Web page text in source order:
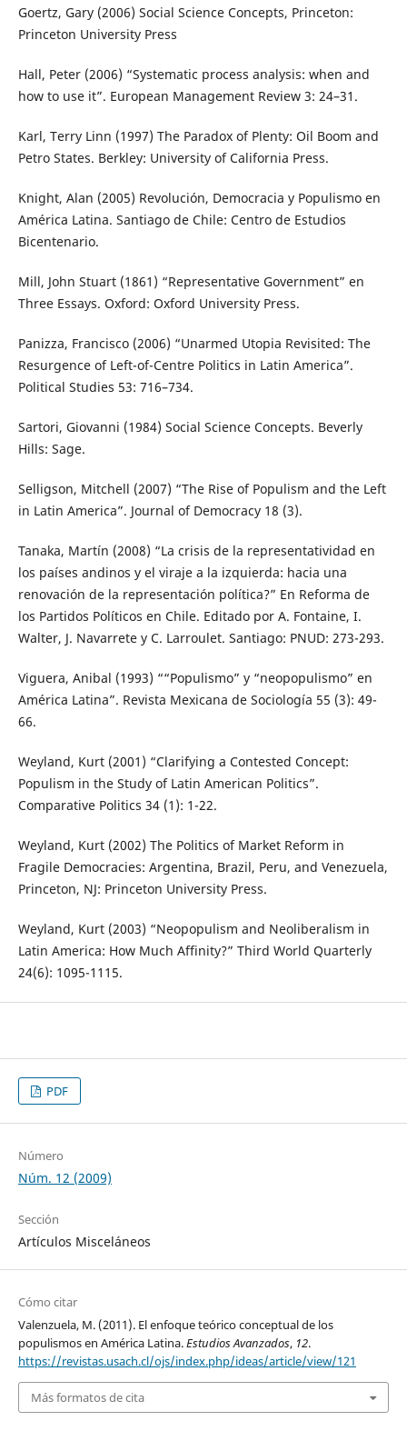
Goertz, Gary (2006) Social Science Concepts, Princeton:
Princeton University Press
Hall, Peter (2006) “Systematic process analysis: when and
how to use it”. European Management Review 3: 24–31.
Karl, Terry Linn (1997) The Paradox of Plenty: Oil Boom and
Petro States. Berkley: University of California Press.
Knight, Alan (2005) Revolución, Democracia y Populismo en
América Latina. Santiago de Chile: Centro de Estudios
Bicentenario.
Mill, John Stuart (1861) “Representative Government” en
Three Essays. Oxford: Oxford University Press.
Panizza, Francisco (2006) “Unarmed Utopia Revisited: The
Resurgence of Left-of-Centre Politics in Latin America”.
Political Studies 53: 716–734.
Sartori, Giovanni (1984) Social Science Concepts. Beverly
Hills: Sage.
Selligson, Mitchell (2007) “The Rise of Populism and the Left
in Latin America”. Journal of Democracy 18 (3).
Tanaka, Martín (2008) “La crisis de la representatividad en
los países andinos y el viraje a la izquierda: hacia una
renovación de la representación política?” En Reforma de
los Partidos Políticos en Chile. Editado por A. Fontaine, I.
Walter, J. Navarrete y C. Larroulet. Santiago: PNUD: 273-293.
Viguera, Anibal (1993) ““Populismo” y “neopopulismo” en
América Latina”. Revista Mexicana de Sociología 55 (3): 49-
66.
Weyland, Kurt (2001) “Clarifying a Contested Concept:
Populism in the Study of Latin American Politics”.
Comparative Politics 34 (1): 1-22.
Weyland, Kurt (2002) The Politics of Market Reform in
Fragile Democracies: Argentina, Brazil, Peru, and Venezuela,
Princeton, NJ: Princeton University Press.
Weyland, Kurt (2003) “Neopopulism and Neoliberalism in
Latin America: How Much Affinity?” Third World Quarterly
24(6): 1095-1115.
PDF
Número
Núm. 12 (2009)
Sección
Artículos Misceláneos
Cómo citar
Valenzuela, M. (2011). El enfoque teórico conceptual de los
populismos en América Latina.Estudios Avanzados, 12.
https://revistas.usach.cl/ojs/index.php/ideas/article/view/121
Más formatos de cita